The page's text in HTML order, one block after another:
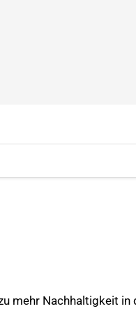
mehr Nachhaltigkeit in